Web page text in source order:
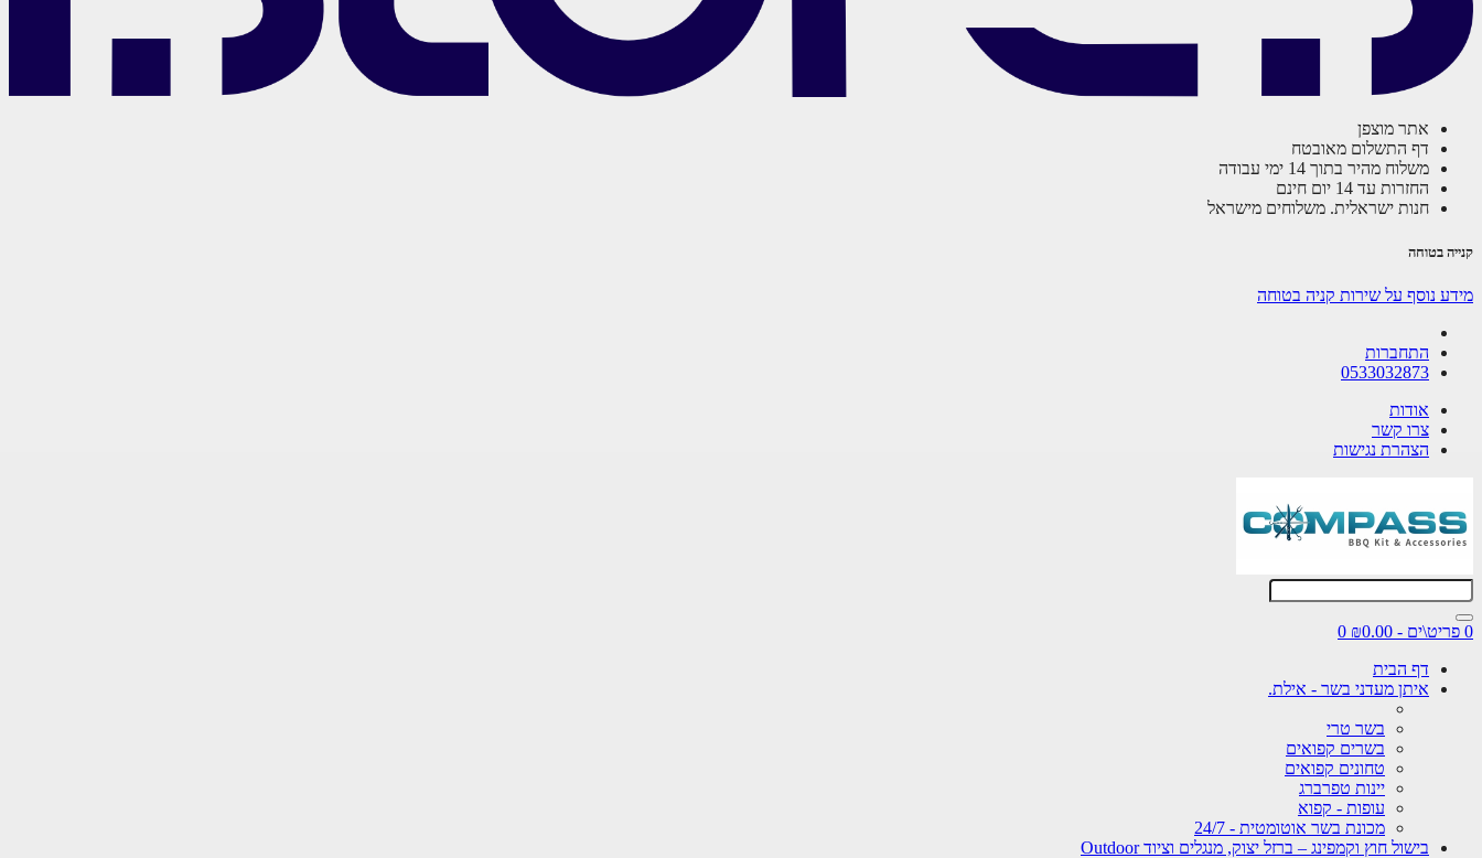
אתר מוצפן
דף התשלום מאובטח
משלוח מהיר בתוך 14 ימי עבודה
החזרות עד 14 יום חינם
חנות ישראלית. משלוחים מישראל
קנייה בטוחה
מידע נוסף על שירות קניה בטוחה
התחברות
0533032873
אודות
צרו קשר
הצהרת נגישות
0 פריט\ים - ₪0.00
0
דף הבית
איתן מעדני בשר - אילת.
בשר טרי
בשרים קפואים
טחונים קפואים
יינות טפרברג
עופות - קפוא
מכונת בשר אוטומטית - 24/7
בישול חוץ וקמפינג – ברזל יצוק, מנגלים וציוד Outdoor